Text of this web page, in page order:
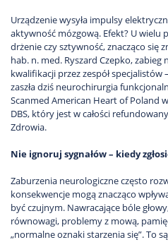
Urządzenie wysyła impulsy
aktywność mózgową. Efekt? U wielu
drżenie czy sztywność, znacząco się
hab. n. med. Ryszard Czepko,
kwalifikacji przez zespół specjalistów
zaszła dziś neurochirurgia
Scanmed American Heart of Poland
DBS, który jest w całości
Zdrowia.
Nie ignoruj sygnałów – kiedy
Zaburzenia neurologiczne często
konsekwencje mogą znacząco
być czujnym. Nawracające bóle
równowagi, problemy z mową,
„normalne oznaki starzenia się”. To